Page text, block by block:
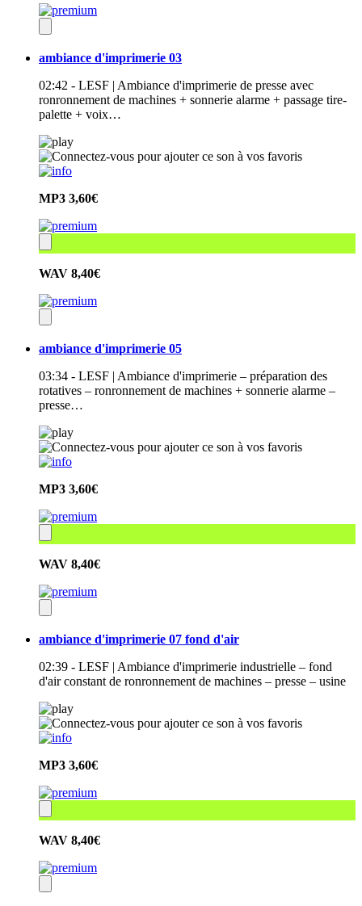
ambiance d'imprimerie 03
02:42 - LESF | Ambiance d'imprimerie de presse avec
ronronnement de machines + sonnerie alarme + passage tire-
palette + voix…
MP3 3,60€
WAV 8,40€
ambiance d'imprimerie 05
03:34 - LESF | Ambiance d'imprimerie – préparation des
rotatives – ronronnement de machines + sonnerie alarme –
presse…
MP3 3,60€
WAV 8,40€
ambiance d'imprimerie 07 fond d'air
02:39 - LESF | Ambiance d'imprimerie industrielle – fond
d'air constant de ronronnement de machines – presse – usine
MP3 3,60€
WAV 8,40€